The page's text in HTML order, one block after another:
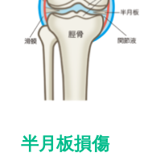
半月板損傷